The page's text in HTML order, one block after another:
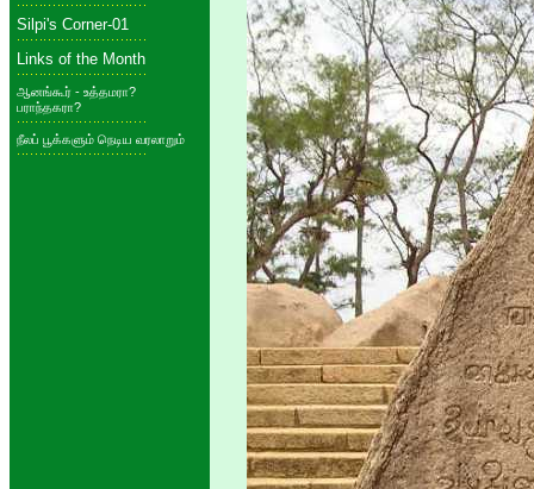
Silpi's Corner-01
Links of the Month
ஆனங்கூர் - உத்தமரா?
பராந்தகரா?
நீலப் பூக்களும் நெடிய வரலாறும்